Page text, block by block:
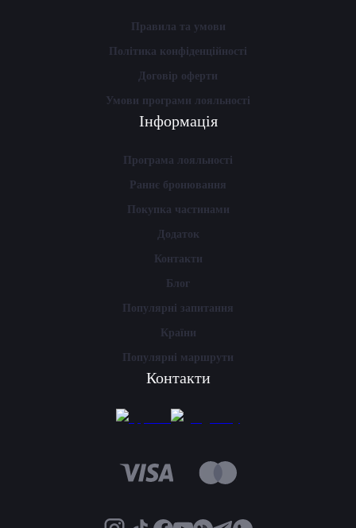
Правила та умови
Політика конфіденційності
Договір оферти
Умови програми лояльності
Інформація
Програма лояльності
Раннє бронювання
Покупка частинами
Додаток
Контакти
Блог
Популярні запитання
Країни
Популярні маршрути
Контакти